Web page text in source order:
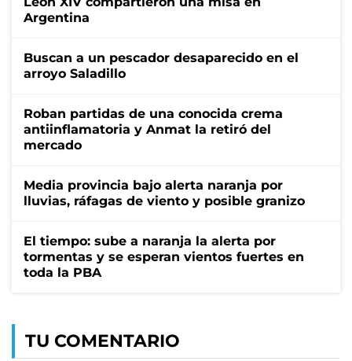
Argentina
Buscan a un pescador desaparecido en el
arroyo Saladillo
Roban partidas de una conocida crema
antiinflamatoria y Anmat la retiró del
mercado
Media provincia bajo alerta naranja por
lluvias, ráfagas de viento y posible granizo
El tiempo: sube a naranja la alerta por
tormentas y se esperan vientos fuertes en
toda la PBA
TU COMENTARIO